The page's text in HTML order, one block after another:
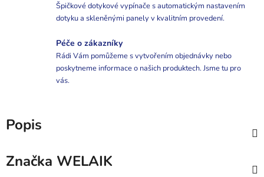
Špičkové dotykové vypínače s automatickým nastavením
dotyku a skleněnými panely v kvalitním provedení.
Péče o zákazníky
Rádi Vám pomůžeme s vytvořením objednávky nebo
poskytneme informace o našich produktech. Jsme tu pro
vás.
Popis
Značka WELAIK